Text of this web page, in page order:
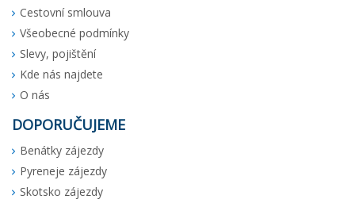
Cestovní smlouva
Všeobecné podmínky
Slevy, pojištění
Kde nás najdete
O nás
DOPORUČUJEME
Benátky zájezdy
Pyreneje zájezdy
Skotsko zájezdy